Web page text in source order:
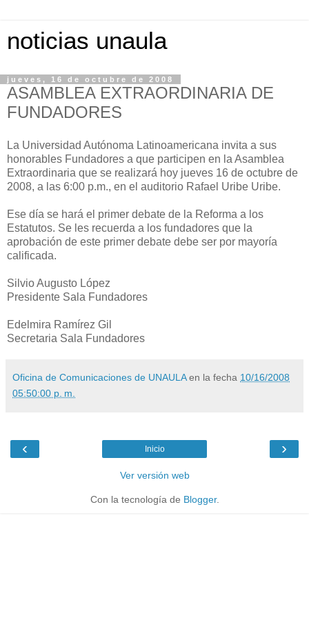
noticias unaula
jueves, 16 de octubre de 2008
ASAMBLEA EXTRAORDINARIA DE
FUNDADORES
La Universidad Autónoma Latinoamericana invita a sus
honorables Fundadores a que participen en la Asamblea
Extraordinaria que se realizará hoy jueves 16 de octubre de
2008, a las 6:00 p.m., en el auditorio Rafael Uribe Uribe.
Ese día se hará el primer debate de la Reforma a los
Estatutos. Se les recuerda a los fundadores que la
aprobación de este primer debate debe ser por mayoría
calificada.
Silvio Augusto López
Presidente Sala Fundadores
Edelmira Ramírez Gil
Secretaria Sala Fundadores
Oficina de Comunicaciones de UNAULA en la fecha 10/16/2008
05:50:00 p. m.
‹ ›
Inicio
Ver versión web
Con la tecnología de Blogger.